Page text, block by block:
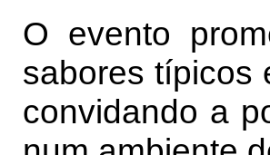
O evento
sabores típicos
convidando a